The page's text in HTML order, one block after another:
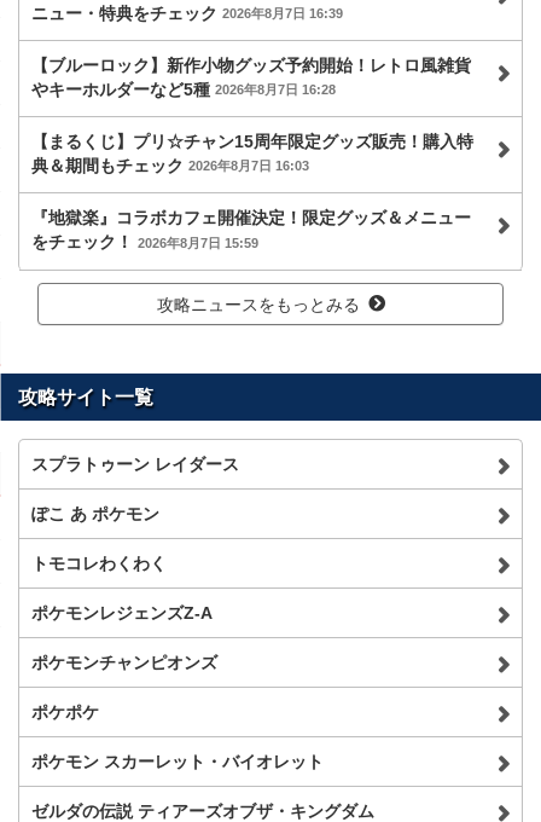
ニュー・特典をチェック 2026年8月7日 16:39
【ブルーロック】新作小物グッズ予約開始！レトロ風雑貨
やキーホルダーなど5種 2026年8月7日 16:28
【まるくじ】プリ☆チャン15周年限定グッズ販売！購入特
典＆期間もチェック 2026年8月7日 16:03
『地獄楽』コラボカフェ開催決定！限定グッズ＆メニュー
をチェック！
2026年8月7日 15:59
攻略ニュースをもっとみる
攻略サイト一覧
スプラトゥーン レイダース
ぽこ あ ポケモン
トモコレわくわく
ポケモンレジェンズZ-A
ポケモンチャンピオンズ
ポケポケ
ポケモン スカーレット・バイオレット
ゼルダの伝説 ティアーズオブザ・キングダム